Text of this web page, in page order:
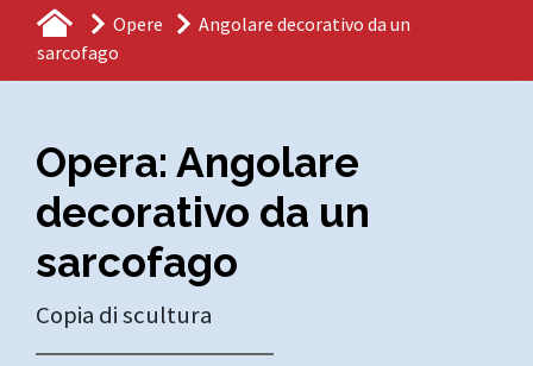
Opere
Angolare decorativo da un
sarcofago
Opera: Angolare
decorativo da un
sarcofago
Copia di scultura